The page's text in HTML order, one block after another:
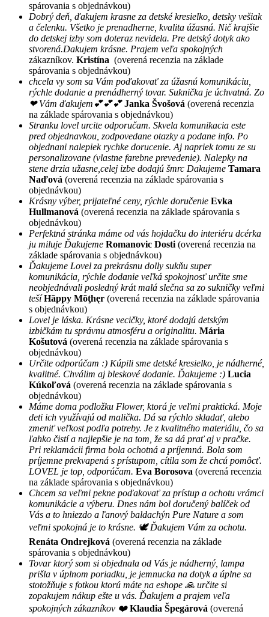
spárovania s objednávkou)
Dobrý deň, ďakujem krasne za detské kresielko, detsky vešiak
a čelenku. Všetko je prenadherne, kvalita úžasná. Nič krajšie
do detskej izby som doteraz nevidela. Pre detský dotyk ako
stvorená.Dakujem krásne. Prajem veľa spokojných
zákazníkov. Kristína (overená recenzia na základe
spárovania s objednávkou)
chcela vy som sa Vám poďakovať za úžasnú komunikáciu,
rýchle dodanie a prenádherný tovar. Suknička je úchvatná. Zo
❤ Vám ďakujem💕💕💕 Janka Švošová (overená recenzia
na základe spárovania s objednávkou)
Stranku lovel urcite odporučam. Skvela komunikacia este
pred objednavkou, zodpovedane otazky a podane info. Po
objednani nalepiek rychke dorucenie. Aj napriek tomu ze su
personalizovane (vlastne farebne prevedenie). Nalepky na
stene drzia užasne,celej izbe dodajú šmrc Dakujeme Tamara
Naďová (overená recenzia na základe spárovania s
objednávkou)
Krásny výber, prijateľné ceny, rýchle doručenie Evka
Hullmanová (overená recenzia na základe spárovania s
objednávkou)
Perfektná stránka máme od vás hojdačku do interiéru dcérka
ju miluje Ďakujeme Romanovic Dosti (overená recenzia na
základe spárovania s objednávkou)
Ďakujeme Lovel za prekrásnu dolly sukňu super
komunikácia, rýchle dodanie veľká spokojnosť určite sme
neobjednávali posledný krát malá slečna sa zo sukničky veľmi
tešíHãppy Mõţhęr (overená recenzia na základe spárovania
s objednávkou)
Lovel je láska. Krásne vecičky, ktoré dodajú detským
izbičkám tu správnu atmosféru a originalitu. Mária
Košutová (overená recenzia na základe spárovania s
objednávkou)
Určite odporúčam :) Kúpili sme detské kresielko, je nádherné,
kvalitné. Chválim aj bleskové dodanie. Ďakujeme :) Lucia
Kúkoľová (overená recenzia na základe spárovania s
objednávkou)
Máme doma podložku Flower, ktorá je veľmi praktická. Moje
deti ich využívajú od malička. Dá sa rýchlo skladať, alebo
zmeniť veľkost podľa potreby. Je z kvalitného materiálu, čo sa
ľahko čistí a najlepšie je na tom, že sa dá prať aj v pračke.
Pri reklamácii firma bola ochotná a príjemná. Bola som
príjemne prekvapená s prístupom, cítila som že chcú pomôcť.
LOVEL je top, odporúčam. Eva Borosova (overená recenzia
na základe spárovania s objednávkou)
Chcem sa veľmi pekne poďakovať za prístup a ochotu vrámci
komunikácie a výberu. Dnes nám bol doručený balíček od
Vás a to hniezdo a ľanový baldachýn Pure Nature a som
veľmi spokojná je to krásne. 🕊 Ďakujem Vám za ochotu.
Renáta Ondrejková (overená recenzia na základe
spárovania s objednávkou)
Tovar ktorý som si objednala od Vás je nádherný, lampa
prišla v úplnom poriadku, je jemnucka na dotyk a úplne sa
stotožňuje s fotkou ktorú máte na eshope 🙏 určite si
zopakujem nákup ešte u vás. Ďakujem a prajem veľa
spokojných zákazníkov ❤️ Klaudia Špegárová (overená